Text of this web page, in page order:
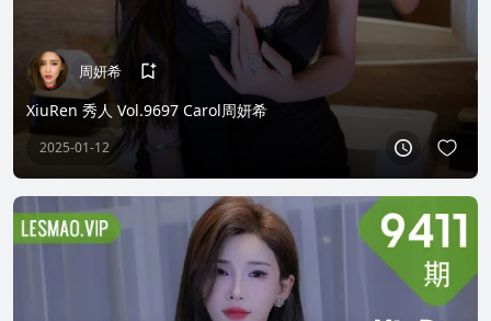
周妍希
XiuRen 秀人 Vol.9697 Carol周妍希
2025-01-12